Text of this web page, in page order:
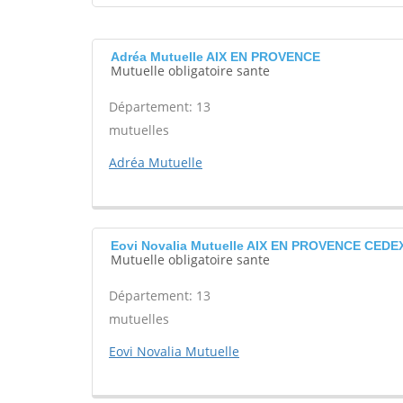
Adréa Mutuelle AIX EN PROVENCE
Mutuelle obligatoire sante
Département: 13
mutuelles
Adréa Mutuelle
Eovi Novalia Mutuelle AIX EN PROVENCE
Mutuelle obligatoire sante
Département: 13
mutuelles
Eovi Novalia Mutuelle